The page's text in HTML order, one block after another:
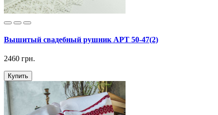
Вышитый свадебный рушник АРТ 50-47(2)
2460 грн.
Купить